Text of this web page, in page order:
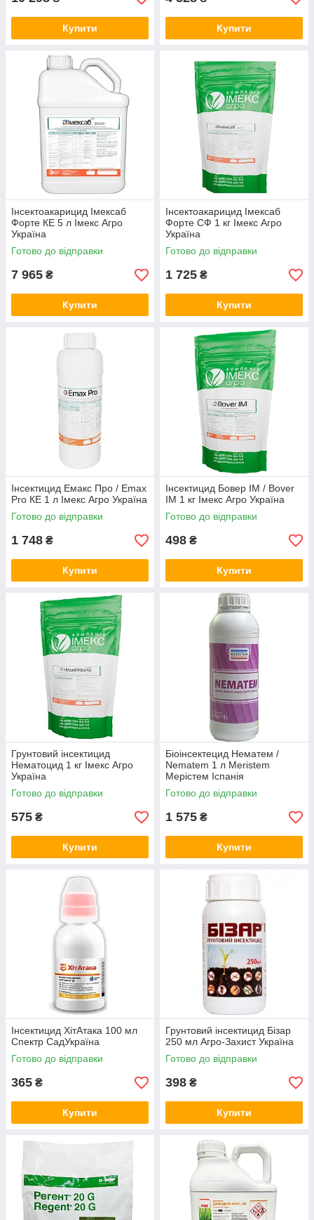
Купити Купити
Інсектоакарицид Імексаб
Форте КЕ 5 л Імекс Агро
Україна
Готово до відправки
7 965 ₴
Купити
Інсектоакарицид Імексаб
Форте СФ 1 кг Імекс Агро
Україна
Готово до відправки
1 725 ₴
Купити
Інсектицид Емакс Про / Emax
Pro КЕ 1 л Імекс Агро Україна
Готово до відправки
1 748 ₴
Купити
Інсектицид Бовер ІМ / Bover
ІМ 1 кг Імекс Агро Україна
Готово до відправки
498 ₴
Купити
Грунтовий інсектицид
Нематоцид 1 кг Імекс Агро
Україна
Готово до відправки
575 ₴
Купити
Біоінсектецид Нематем /
Nematem 1 л Meristem
Мерістем Іспанія
Готово до відправки
1 575 ₴
Купити
Інсектицид ХітАтака 100 мл
Спектр СадУкраїна
Готово до відправки
365 ₴
Купити
Грунтовий інсектицид Бізар
250 мл Агро-Захист Україна
Готово до відправки
398 ₴
Купити